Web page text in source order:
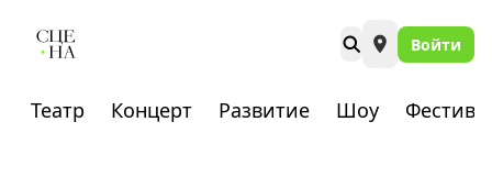
Войти
Театр Концерт Развитие Шоу